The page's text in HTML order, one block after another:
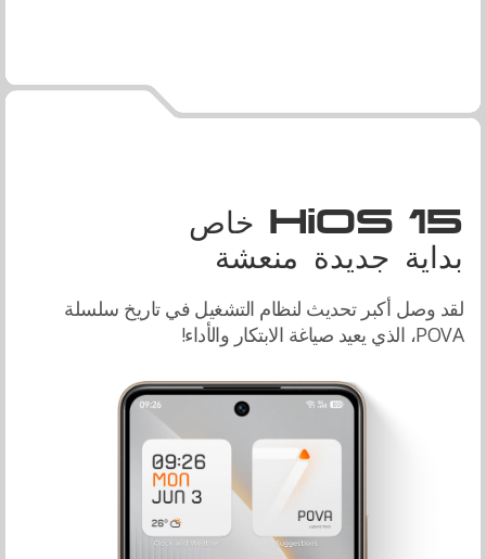
HiOS 15 خاص
بداية جديدة منعشة
لقد وصل أكبر تحديث لنظام التشغيل في تاريخ سلسلة
POVA، الذي يعيد صياغة الابتكار والأداء!